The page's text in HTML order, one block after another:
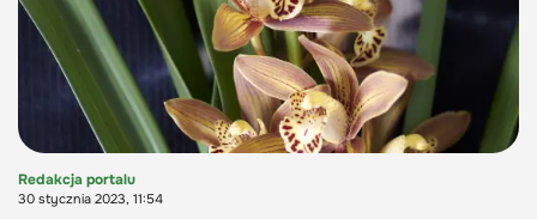
Redakcja portalu
30 stycznia 2023, 11:54